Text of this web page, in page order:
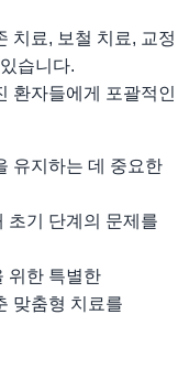
치료, 보철 치료, 교정
습니다.
환자들에게 포괄적인
유지하는 데 중요한
초기 단계의 문제를
위한 특별한
맞춤형 치료를